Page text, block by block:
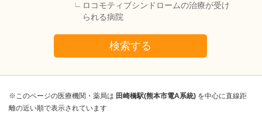
ロコモティブシンドロームの治療が受け
られる病院
検索する
※このページの医療機関・薬局は 田崎橋駅(熊本市電A系統) を中心に直線距
離の近い順で表示されています